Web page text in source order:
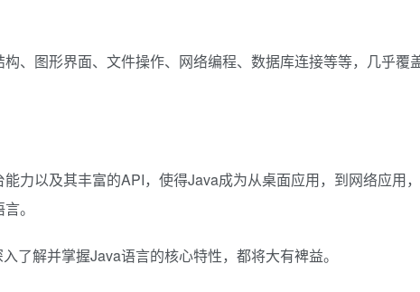
、图形界面、文件操作、网络编程、数据库连接等等，几乎覆
力以及其丰富的API，使得Java成为从桌面应用，到网络应用，
。
了解并掌握Java语言的核心特性，都将大有裨益。